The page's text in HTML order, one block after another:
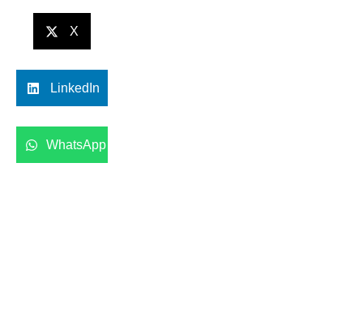
X
LinkedIn
WhatsApp